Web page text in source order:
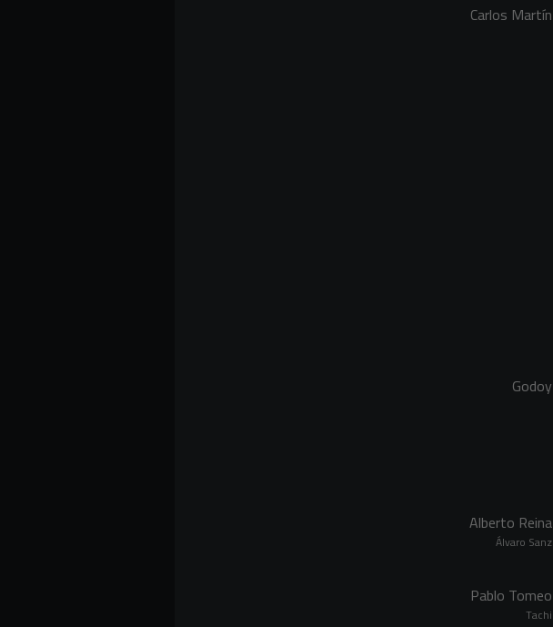
Carlos Martín
Godoy
Alberto Reina
Álvaro Sanz
Pablo Tomeo
Tachi